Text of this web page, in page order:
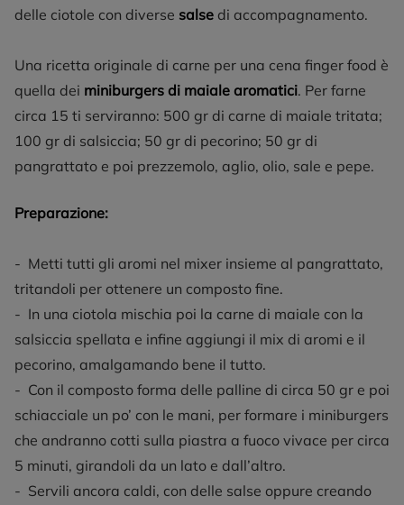
delle ciotole con diverse salse di accompagnamento.
Una ricetta originale di carne per una cena finger food è
quella dei miniburgers di maiale aromatici. Per farne
circa 15 ti serviranno: 500 gr di carne di maiale tritata;
100 gr di salsiccia; 50 gr di pecorino; 50 gr di
pangrattato e poi prezzemolo, aglio, olio, sale e pepe.
Preparazione:
- Metti tutti gli aromi nel mixer insieme al pangrattato,
tritandoli per ottenere un composto fine.
- In una ciotola mischia poi la carne di maiale con la
salsiccia spellata e infine aggiungi il mix di aromi e il
pecorino, amalgamando bene il tutto.
- Con il composto forma delle palline di circa 50 gr e poi
schiacciale un po’ con le mani, per formare i miniburgers
che andranno cotti sulla piastra a fuoco vivace per circa
5 minuti, girandoli da un lato e dall’altro.
​​​​​​​ - Servili ancora caldi, con delle salse oppure creando